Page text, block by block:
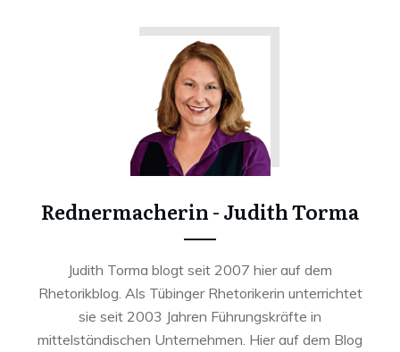
Rednermacherin - Judith Torma
Judith Torma blogt seit 2007 hier auf dem
Rhetorikblog. Als Tübinger Rhetorikerin unterrichtet
sie seit 2003 Jahren Führungskräfte in
mittelständischen Unternehmen. Hier auf dem Blog